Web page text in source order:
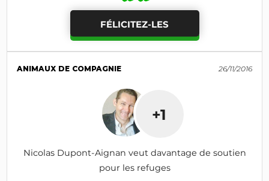
FÉLICITEZ-LES
ANIMAUX DE COMPAGNIE 26/11/2016
+1
Nicolas Dupont-Aignan veut davantage de soutien
pour les refuges